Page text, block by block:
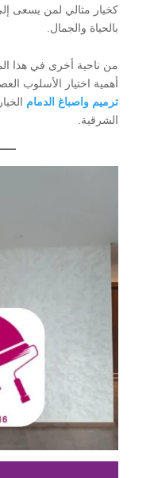
كخيار مثالي لمن يسعى
بالحياة والجمال.
من ناحية أخرى في هذا
أهمية اختيار الأسلوب
ترميم واصباغ الدمام
الشرقية.